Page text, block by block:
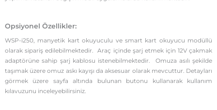
Opsiyonel Özellikler:
WSP-i250, manyetik kart okuyuculu ve smart kart okuyucu modüllü
olarak sipariş edilebilmektedir. Araç içinde şarj etmek için 12V çakmak
adaptörüne sahip şarj kablosu istenebilmektedir. Omuza asılı şekilde
taşımak üzere omuz askı kayışı da aksesuar olarak mevcuttur. Detayları
görmek üzere sayfa altında bulunan butonu kullanarak kullanım
kılavuzunu inceleyebilirsiniz.